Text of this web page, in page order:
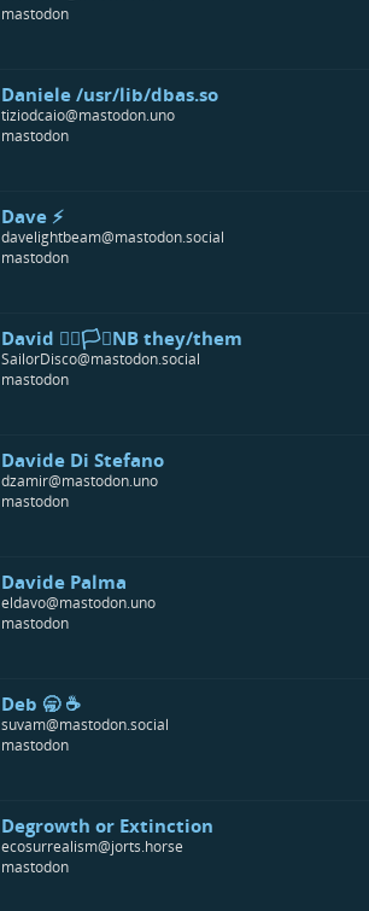
mastodon
Daniele /usr/lib/dbas.so
tiziodcaio@mastodon.uno
mastodon
Dave ⚡️
davelightbeam@mastodon.social
mastodon
David 🏳️‍🌈🏳️‍⚧️NB they/them
SailorDisco@mastodon.social
mastodon
Davide Di Stefano
dzamir@mastodon.uno
mastodon
Davide Palma
eldavo@mastodon.uno
mastodon
Deb 🥱 ☕
suvam@mastodon.social
mastodon
Degrowth or Extinction
ecosurrealism@jorts.horse
mastodon